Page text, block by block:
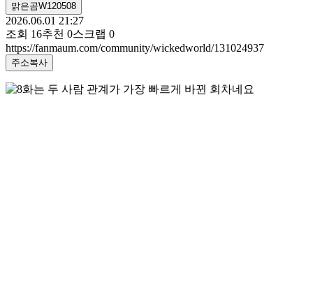
맑은곰W120508
2026.06.01 21:27
조회 16추천 0스크랩 0
https://fanmaum.com/community/wickedworld/131024937
주소복사